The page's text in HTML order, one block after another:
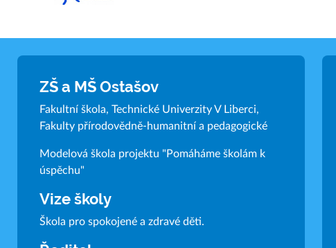
ZŠ a MŠ Ostašov
Fakultní škola, Technické Univerzity V Liberci,
Fakulty přírodovědně-humanitní a pedagogické
Modelová škola projektu "Pomáháme školám k
úspěchu"
Vize školy
Škola pro spokojené a zdravé děti.